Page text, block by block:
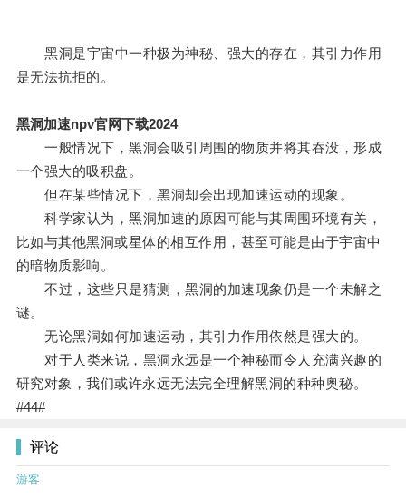
黑洞是宇宙中一种极为神秘、强大的存在，其引力作用
是无法抗拒的。
黑洞加速npv官网下载2024
一般情况下，黑洞会吸引周围的物质并将其吞没，形成
一个强大的吸积盘。
但在某些情况下，黑洞却会出现加速运动的现象。
科学家认为，黑洞加速的原因可能与其周围环境有关，
比如与其他黑洞或星体的相互作用，甚至可能是由于宇宙中
的暗物质影响。
不过，这些只是猜测，黑洞的加速现象仍是一个未解之
谜。
无论黑洞如何加速运动，其引力作用依然是强大的。
对于人类来说，黑洞永远是一个神秘而令人充满兴趣的
研究对象，我们或许永远无法完全理解黑洞的种种奥秘。
#44#
评论
游客